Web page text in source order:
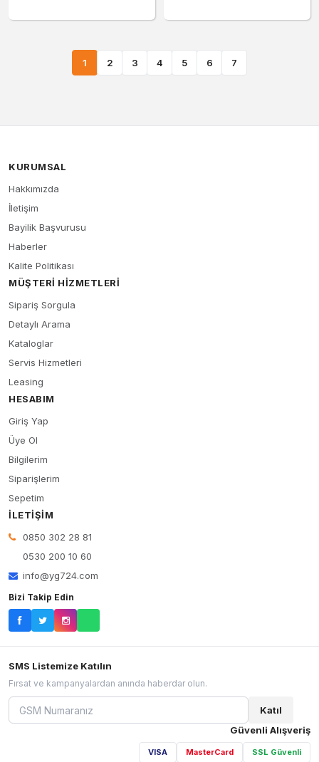
1 2 3 4 5 6 7
KURUMSAL
Hakkımızda
İletişim
Bayilik Başvurusu
Haberler
Kalite Politikası
MÜŞTERI HIZMETLERI
Sipariş Sorgula
Detaylı Arama
Kataloglar
Servis Hizmetleri
Leasing
HESABIM
Giriş Yap
Üye Ol
Bilgilerim
Siparişlerim
Sepetim
İLETIŞIM
0850 302 28 81
0530 200 10 60
info@yg724.com
Bizi Takip Edin
SMS Listemize Katılın
Fırsat ve kampanyalardan anında haberdar olun.
Katıl
Güvenli Alışveriş
VISA MasterCard SSL Güvenli